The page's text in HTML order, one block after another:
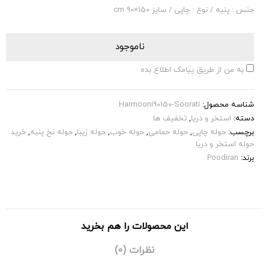
جنس : پنبه / نوع : چاپی / سایز 150×90 cm
ناموجود
به من از طریق پیامک اطلاع بده
شناسه محصول: Harmooni90150-Soorati
دسته: استخر و دریا, تخفیف ها
برچسب: حوله چاپی, حوله حمامی, حوله خوب, حوله زیبا, حوله نخ پنبه, خرید
حوله استخر و دریا
برند: Poodiran
این محصولات را هم بخرید
نظرات (0)